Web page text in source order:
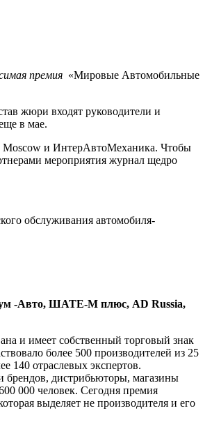
премия «Мировые Автомобильные
жюри входят руководители и
в мае.
Moscow и ИнтерАвтоМеханика. Чтобы
мероприятия журнал щедро
обслуживания автомобиля-
-Авто, ШАТЕ-М плюс, АD Russia,
и имеет собственный торговый знак
более 500 производителей из 25
140 отраслевых экспертов.
дистрибьюторы, магазины
000 человек. Сегодня премия
выделяет не производителя и его